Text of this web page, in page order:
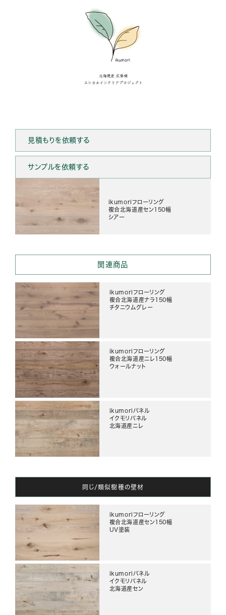
見積もりを依頼する
サンプルを依頼する
ikumoriフローリング
複合北海道産セン150幅
シアー
関連商品
ikumoriフローリング
複合北海道産ナラ150幅
チタニウムグレー
ikumoriフローリング
複合北海道産ニレ150幅
ウォールナット
ikumoriパネル
イクモリパネル
北海道産ニレ
同じ/類似樹種の壁材
ikumoriフローリング
複合北海道産セン150幅
UV塗装
ikumoriパネル
イクモリパネル
北海道産セン